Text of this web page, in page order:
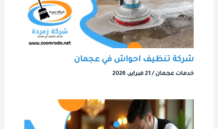
شركة تنظيف احواش في عجمان
خدمات عجمان /21 فبراير، 2026